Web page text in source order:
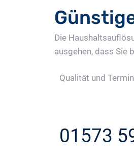
Die
ausgehen, dass Sie
Qualität und
01573